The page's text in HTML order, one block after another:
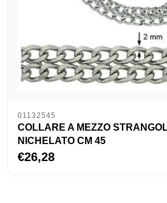
01132545
COLLARE A MEZZO
NICHELATO CM 45
€26,28